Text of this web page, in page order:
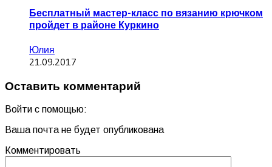
Бесплатный мастер-класс по вязанию крючком
пройдет в районе Куркино
Юлия
21.09.2017
Оставить комментарий
Войти с помощью:
Ваша почта не будет опубликована
Комментировать